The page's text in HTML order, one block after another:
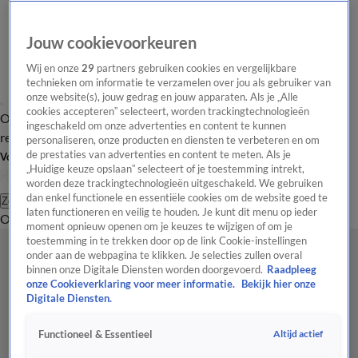
Overzicht Laatste nieuws Regionieuws Het beste van Hart
Tip de
redactie
Volg Hart van Nederland
Zoeken
OverzichtRegioUitzendingenWeerTip de redactiePanelVideo's
Jouw cookievoorkeuren
Wij en onze29 partners gebruiken cookies en vergelijkbare
technieken om informatie te verzamelen over jou als gebruiker van
onze website(s), jouw gedrag en jouw apparaten. Als je „Alle
cookies accepteren” selecteert, worden trackingtechnologieën
ingeschakeld om onze advertenties en content te kunnen
personaliseren, onze producten en diensten te verbeteren en om
de prestaties van advertenties en content te meten. Als je
„Huidige keuze opslaan” selecteert of je toestemming intrekt,
worden deze trackingtechnologieën uitgeschakeld. We gebruiken
dan enkel functionele en essentiële cookies om de website goed te
laten functioneren en veilig te houden. Je kunt dit menu op ieder
moment opnieuw openen om je keuzes te wijzigen of om je
toestemming in te trekken door op de link Cookie-instellingen
onder aan de webpagina te klikken. Je selecties zullen overal
binnen onze Digitale Diensten worden doorgevoerd. Raadpleeg
onze Cookieverklaring voor meer informatie.
Bekijk hier onze
Digitale Diensten.
Functioneel & Essentieel Altijd actief